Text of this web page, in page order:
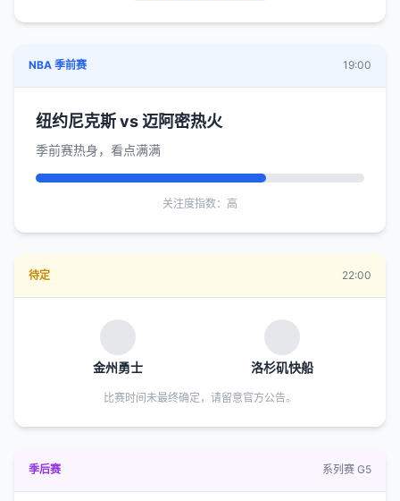
NBA 季前赛 19:00
纽约尼克斯 vs 迈阿密热火
季前赛热身，看点满满
关注度指数：高
待定 22:00
金州勇士 洛杉矶快船
比赛时间未最终确定，请留意官方公告。
季后赛 系列赛 G5